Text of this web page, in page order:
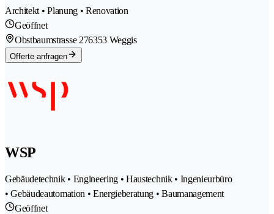
Architekt • Planung • Renovation
Geöffnet
Obstbaumstrasse 276353 Weggis
Offerte anfragen
WSP
Gebäudetechnik • Engineering • Haustechnik • Ingenieurbüro
• Gebäudeautomation • Energieberatung • Baumanagement
Geöffnet